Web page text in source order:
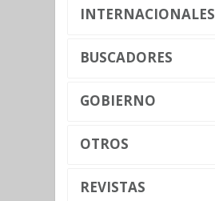
INTERNACIONALES
BUSCADORES
GOBIERNO
OTROS
REVISTAS